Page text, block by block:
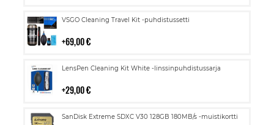
VSGO Cleaning Travel Kit -puhdistussetti
69,00 €
Lisää
LensPen Cleaning Kit White -linssinpuhdistussarja
29,00 €
Lisää
SanDisk Extreme SDXC V30 128GB 180MB/s -muistikortti
Lisää